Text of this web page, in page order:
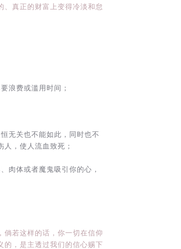
、真正的财富上变得冷淡和怠
浪费或滥用时间；
无关也不能如此，同时也不
，使人流血致死；
肉体或者魔鬼吸引你的心，
倘若这样的话，你一切在信仰
的，是主透过我们的信心赐下